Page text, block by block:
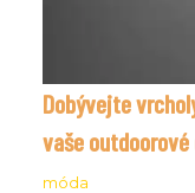
Dobývejte
vaše
móda